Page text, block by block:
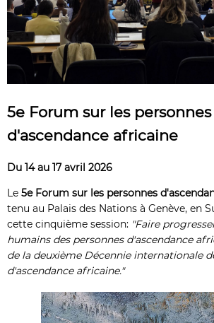
5e Forum sur les personnes
d'ascendance africaine
Du 14 au 17 avril 2026
Le 5e Forum sur les personnes
tenu au Palais des Nations à Genève, en
cette cinquième session: "Faire
humains des personnes d'ascendance
de la deuxième Décennie internationale
d'ascendance africaine."